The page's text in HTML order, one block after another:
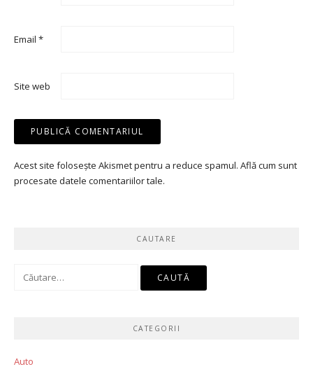
Email *
Site web
Acest site folosește Akismet pentru a reduce spamul. Află cum sunt
procesate datele comentariilor tale.
CAUTARE
Caută
CATEGORII
Auto